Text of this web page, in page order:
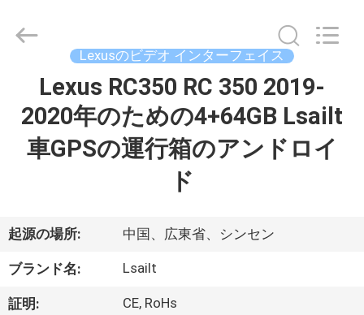
ク
ト
Shenzhen
Xinsongxia
Reserved.
Lexusのビデオ インターフェイス
Lexus RC350 RC 350 2019-
2020年のための4+64GB Lsailt
車GPSの運行箱のアンドロイ
ド
起源の場所: 中国、広東省、シンセン
ブランド名: Lsailt
証明: CE, RoHs